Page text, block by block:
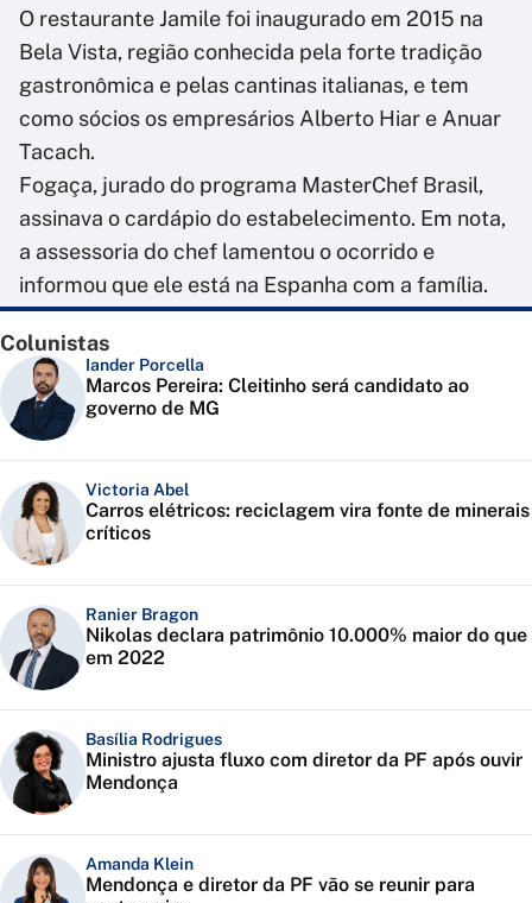
O restaurante Jamile foi inaugurado em 2015 na
Bela Vista, região conhecida pela forte tradição
gastronômica e pelas cantinas italianas, e tem
como sócios os empresários Alberto Hiar e Anuar
Tacach.
Fogaça, jurado do programa MasterChef Brasil,
assinava o cardápio do estabelecimento. Em nota,
a assessoria do chef lamentou o ocorrido e
informou que ele está na Espanha com a família.
Colunistas
Iander Porcella
Marcos Pereira: Cleitinho será candidato ao
governo de MG
Victoria Abel
Carros elétricos: reciclagem vira fonte de minerais
críticos
Ranier Bragon
Nikolas declara patrimônio 10.000% maior do que
em 2022
Basília Rodrigues
Ministro ajusta fluxo com diretor da PF após ouvir
Mendonça
Amanda Klein
Mendonça e diretor da PF vão se reunir para